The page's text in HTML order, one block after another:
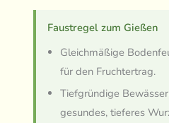
Faustregel zum Gießen
Gleichmäßige
für den Fruchtertrag.
Tiefgründige
gesundes, tieferes